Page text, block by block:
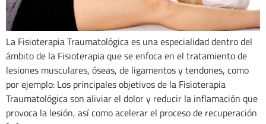
La Fisioterapia Traumatológica es una especialidad dentro del
ámbito de la Fisioterapia que se enfoca en el tratamiento de
lesiones musculares, óseas, de ligamentos y tendones, como
por ejemplo: Los principales objetivos de la Fisioterapia
Traumatológica son aliviar el dolor y reducir la inflamación que
provoca la lesión, así como acelerar el proceso de recuperación